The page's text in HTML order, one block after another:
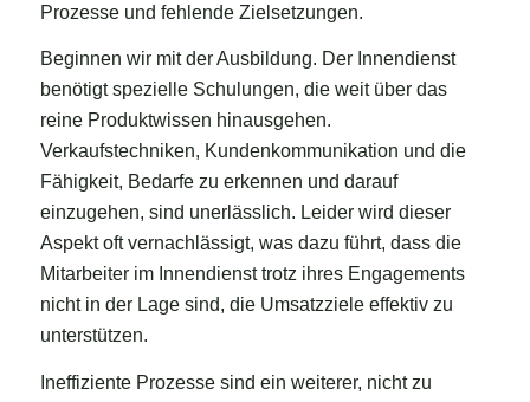
Prozesse und fehlende Zielsetzungen.
Beginnen wir mit der Ausbildung. Der Innendienst
benötigt spezielle Schulungen, die weit über das
reine Produktwissen hinausgehen.
Verkaufstechniken, Kundenkommunikation und die
Fähigkeit, Bedarfe zu erkennen und darauf
einzugehen, sind unerlässlich. Leider wird dieser
Aspekt oft vernachlässigt, was dazu führt, dass die
Mitarbeiter im Innendienst trotz ihres Engagements
nicht in der Lage sind, die Umsatzziele effektiv zu
unterstützen.
Ineffiziente Prozesse sind ein weiterer, nicht zu